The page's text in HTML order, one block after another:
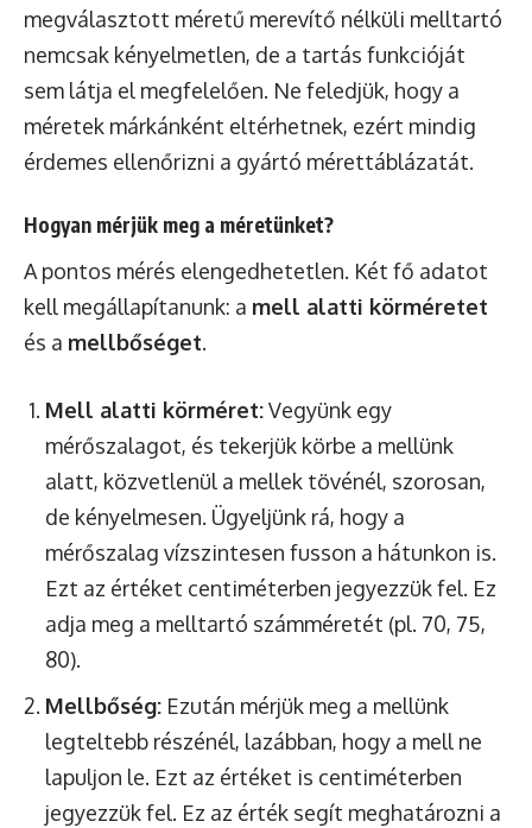
megválasztott méretű merevítő nélküli melltartó
nemcsak kényelmetlen, de a tartás funkcióját
sem látja el megfelelően. Ne feledjük, hogy a
méretek márkánként eltérhetnek, ezért mindig
érdemes ellenőrizni a gyártó mérettáblázatát.
Hogyan mérjük meg a méretünket?
A pontos mérés elengedhetetlen. Két fő adatot
kell megállapítanunk: a mell alatti körméretet
és a mellbőséget.
Mell alatti körméret:Vegyünk egy
mérőszalagot, és tekerjük körbe a mellünk
alatt, közvetlenül a mellek tövénél, szorosan,
de kényelmesen. Ügyeljünk rá, hogy a
mérőszalag vízszintesen fusson a hátunkon is.
Ezt az értéket centiméterben jegyezzük fel. Ez
adja meg a melltartó számméretét (pl. 70, 75,
80).
Mellbőség: Ezután mérjük meg a mellünk
legteltebb részénél, lazábban, hogy a mell ne
lapuljon le. Ezt az értéket is centiméterben
jegyezzük fel. Ez az érték segít meghatározni a